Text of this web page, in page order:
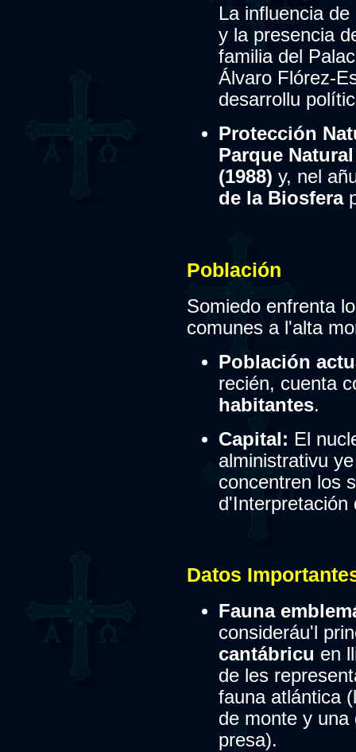
La influencia
y la presencia
familia del
Álvaro Flórez-
desarrollu
Protección
Parque
(1988) y, nel
de la Biosfera
Población
Somiedo enfrenta
comunes a l'alta
Población
recién, cuenta
habitantes.
Capital: El
alministrativu
concentren los
d'Interpretación
Datos
Fauna
consideráu'l
cantábricu en
de les
fauna atlántica
de monte y una
presa).